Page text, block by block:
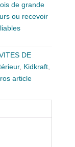
de grande
ou recevoir
DE
, Kidkraft,
article